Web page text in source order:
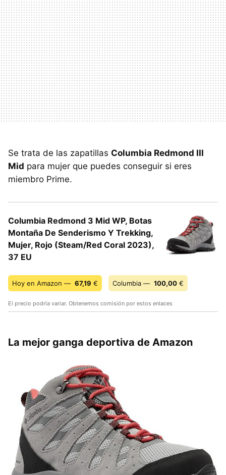
Se trata de las zapatillas Columbia Redmond III
Mid para mujer que puedes conseguir si eres
miembro Prime.
Columbia Redmond 3 Mid WP, Botas
Montaña De Senderismo Y Trekking,
Mujer, Rojo (Steam/Red Coral 2023),
37 EU
Hoy en Amazon — 67,19 € Columbia — 100,00 €
El precio podría variar. Obtenemos comisión por estos enlaces
La mejor ganga deportiva de Amazon